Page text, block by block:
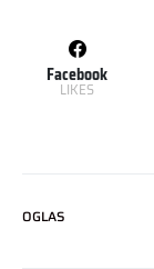
Facebook
LIKES
OGLAS